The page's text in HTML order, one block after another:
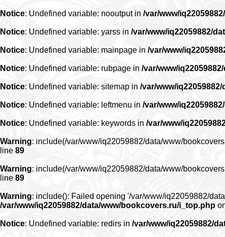
Notice: Undefined variable: nooutput in /var/www/
Notice: Undefined variable: yarss in /var/www/iq22059882/
Notice: Undefined variable: mainpage in /var/www/
Notice: Undefined variable: rubpage in /var/www/
Notice: Undefined variable: sitemap in /var/www/
Notice: Undefined variable: leftmenu in /var/www/
Notice: Undefined variable: keywords in /var/www/
Warning: include(/var/www/iq22059882/data/www/
line 89
Warning: include(/var/www/iq22059882/data/www/
line 89
Warning: include(): Failed opening '/var/www/iq22059882/
/var/www/iq22059882/data/www/bookcovers.ru/i_top.php
Notice: Undefined variable: redirs in /var/www/iq22059882/